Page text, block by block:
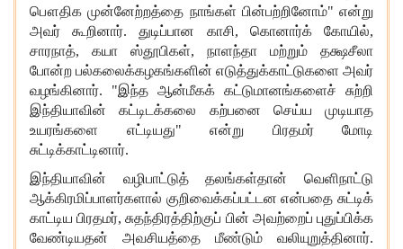
பௌதிக முன்னேற்றத்தை நாங்கள் பின்பற்றினோம்" என்று
அவர் கூறினார். துடிப்பான காசி, கொனார்க் கோயில்,
சாரநாத், கயா ஸ்தூபிகள், நாளந்தா மற்றும் தக்ஷசீலா
போன்ற பல்கலைக்கழகங்களின் எடுத்துக்காட்டுகளை அவர்
வழங்கினார். "இந்த ஆன்மீகக் கட்டுமானங்களைச் சுற்றி
இந்தியாவின் கட்டிடக்கலை கற்பனை செய்ய முடியாத
உயரங்களை எட்டியது" என்று பிரதமர் மோடி
சுட்டிக்காட்டினார்.
இந்தியாவின் வழிபாட்டுத் தலங்கள்தான் வெளிநாட்டு
ஆக்கிரமிப்பாளர்களால் குறிவைக்கப்பட்டன என்பதை சுட்டிக்
காட்டிய பிரதமர்,சுதந்திரத்திற்குப் பின் அவற்றைப் புதுப்பிக்க
வேண்டியதன் அவசியத்தை மீண்டும் வலியுறுத்தினார்.